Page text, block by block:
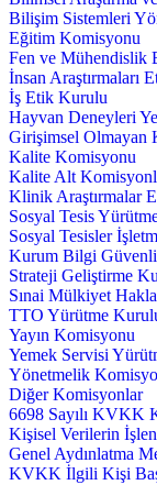
Bilişim Sistemleri
Eğitim Komisyonu
Fen ve Mühendislik
İnsan Araştırmaları
İş Etik Kurulu
Hayvan Deneyleri
Girişimsel
Kalite Komisyonu
Kalite Alt
Klinik Araştırmalar
Sosyal Tesis
Sosyal Tesisler
Kurum Bilgi
Strateji Geliştirme
Sınai Mülkiyet
TTO Yürütme
Yayın Komisyonu
Yemek Servisi
Yönetmelik
Diğer Komisyonlar
6698 Sayılı KVKK
Kişisel Verilerin
Genel Aydınlatma
KVKK İlgili Kişi